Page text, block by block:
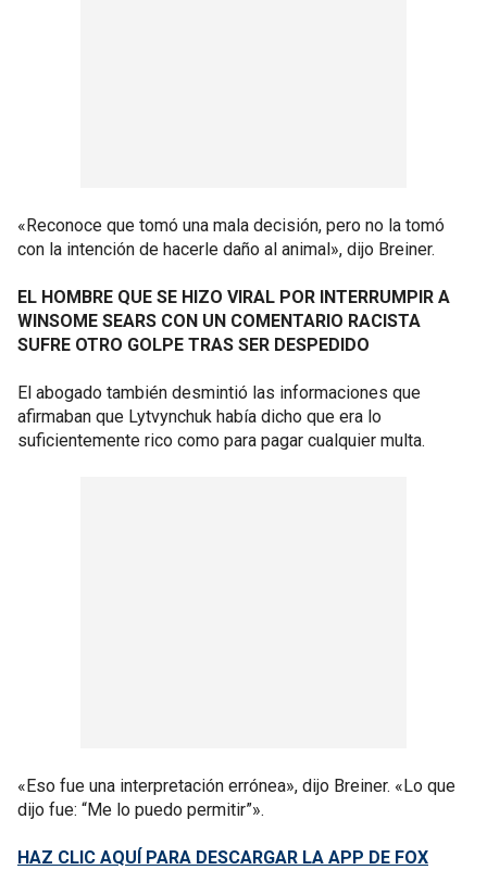
«Reconoce que tomó una mala decisión, pero no la tomó
con la intención de hacerle daño al animal», dijo Breiner.
EL HOMBRE QUE SE HIZO VIRAL POR INTERRUMPIR A
WINSOME SEARS CON UN COMENTARIO RACISTA
SUFRE OTRO GOLPE TRAS SER DESPEDIDO
El abogado también desmintió las informaciones que
afirmaban que Lytvynchuk había dicho que era lo
suficientemente rico como para pagar cualquier multa.
«Eso fue una interpretación errónea», dijo Breiner. «Lo que
dijo fue: “Me lo puedo permitir”».
HAZ CLIC AQUÍ PARA DESCARGAR LA APP DE FOX